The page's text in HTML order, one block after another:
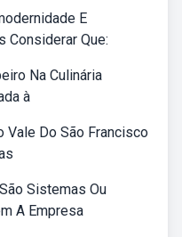
E
Considerar Que:
Na Culinária
à
Vale Do São Francisco
Sistemas Ou
A Empresa